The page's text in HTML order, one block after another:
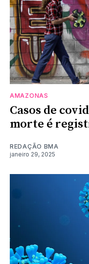
AMAZONAS
Casos de
morte é
REDAÇÃO BMA
janeiro 29, 2025